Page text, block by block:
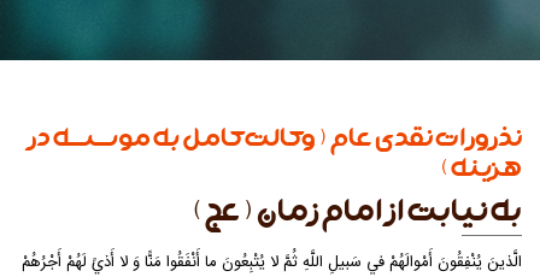
نذرورات نقدی عام (وکالت کامل به موسسه در
هزینه)
به نیابت از امام زمان (عج)
الَّذينَ يُنْفِقُونَ أَمْوالَهُمْ في‏ سَبيلِ اللَّهِ ثُمَّ لا يُتْبِعُونَ ما أَنْفَقُوا مَنًّا وَ لا أَذيً لَهُمْ أَجْرُهُمْ